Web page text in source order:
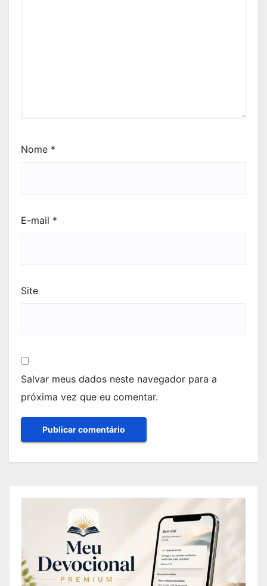
Nome *
E-mail *
Site
Salvar meus dados neste navegador para a
próxima vez que eu comentar.